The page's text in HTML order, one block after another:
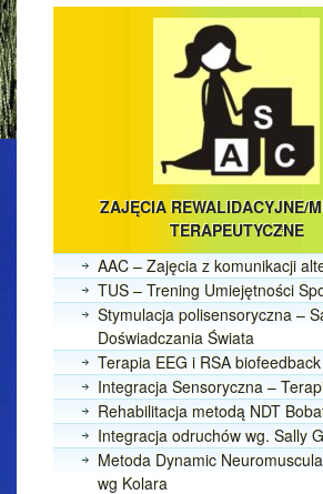
ZAJĘCIA REWALIDACYJNE/
TERAPEUTYCZNE
AAC – Zajęcia z komunikacji
TUS – Trening Umiejętności
Stymulacja polisensoryczna –
Doświadczania Świata
Terapia EEG i RSA biofeedback
Integracja Sensoryczna –
Rehabilitacja metodą NDT
Integracja odruchów wg. Sally
Metoda Dynamic
wg Kolara